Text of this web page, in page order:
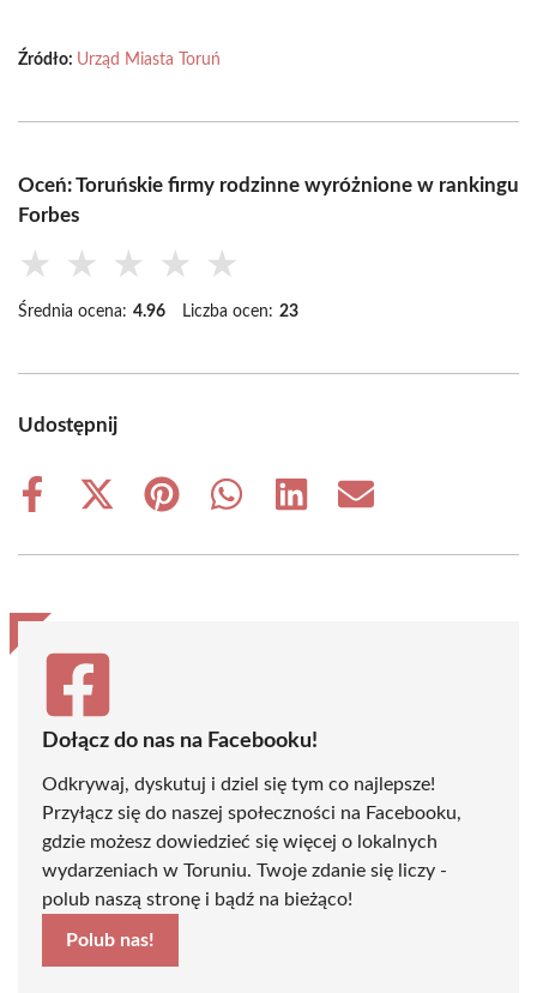
Źródło: Urząd Miasta Toruń
Oceń: Toruńskie firmy rodzinne wyróżnione w rankingu
Forbes
★ ★ ★ ★ ★
Średnia ocena: 4.96 Liczba ocen: 23
Udostępnij
Share
Share
(Twitter)
Share
Share
Share
Share
Dołącz do nas na Facebooku!
Odkrywaj, dyskutuj i dziel się tym co najlepsze!
Przyłącz się do naszej społeczności na Facebooku,
gdzie możesz dowiedzieć się więcej o lokalnych
wydarzeniach w Toruniu. Twoje zdanie się liczy -
polub naszą stronę i bądź na bieżąco!
Polub nas!